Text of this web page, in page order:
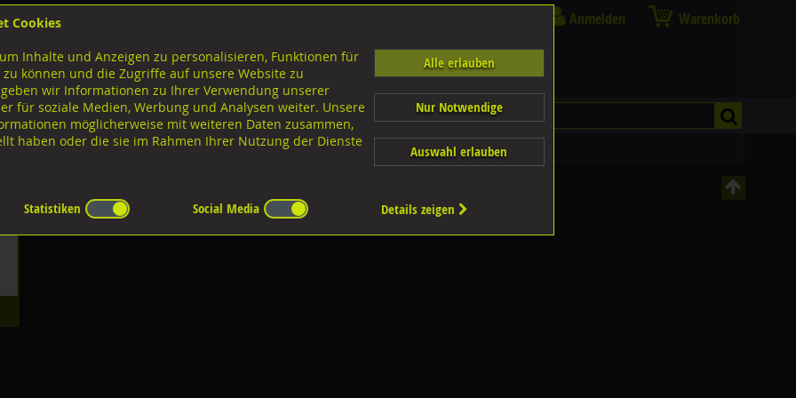
Anmelden Warenkorb
Blindnieten Zierkappen für Blindnieten
Cookies
Inhalte und Anzeigen zu personalisieren, Funktionen für
können und die Zugriffe auf unsere Website zu
wir Informationen zu Ihrer Verwendung unserer
für soziale Medien, Werbung und Analysen weiter. Unsere
möglicherweise mit weiteren Daten zusammen,
haben oder die sie im Rahmen Ihrer Nutzung der Dienste
Alle erlauben
Nur Notwendige
Auswahl erlauben
Statistiken Social Media Details zeigen